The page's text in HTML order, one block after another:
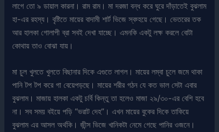
লাগে তো ৯ ডায়াল কারনা। রাম রাম। মা দরজা বন্ধ করে ঘুরে দাঁড়াতেই বুঝলাম
হা-এর রহস্য। বৃষ্টিতে মায়ের বাদামী শার্ট ভিজে স্বচ্হয়ে গেছে। ভেতরের তক
আর হালকা গোলাপী ব্রা সবই দেখা যাচ্ছে। এমনকি একটু লক্ষ করলে বোটা
কোথায় তাও বোঝা যায়।
মা চুল খুলতে খুলতে বিছানার দিকে এগুতে লাগল। মায়ের লম্বা চুলে জমে থাকা
পানি টপ টপ করে গা বেয়েপড়ছে। মায়ের শরীর গঠন যে কত ভাল সেটা এবার
বুঝলাম। মাজায় হালকা একটু চর্বি কিন্তু তা হলেও মাজা ২৯/৩০-এর বেশি হবে
না। সব সময় বইয়ে পড়ি “ভরাট দেহ”। এখন মায়ের বুকের দিকে তাকিয়ে
বুঝলাম এর আসল অর্থকি। জীন্স ভিজে খানিকটা নেমে গেছে পানির ওজনে।